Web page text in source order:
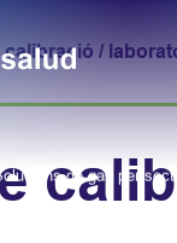
Solucions de gas per
calibració /